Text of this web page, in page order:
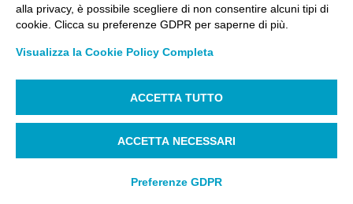
ITA ENG
FOLLOW US
alla privacy, è possibile scegliere di non consentire alcuni tipi di
cookie. Clicca su preferenze GDPR per saperne di più.
Visualizza la Cookie Policy Completa
ACCETTA TUTTO
ACCETTA NECESSARI
Preferenze GDPR